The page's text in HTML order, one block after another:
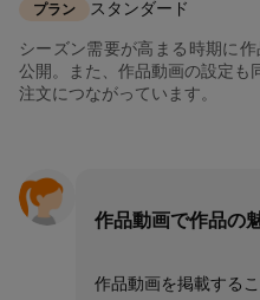
プラン スタンダード
シーズン需要が高まる時期に
公開。また、作品動画の設定も
注文につながっています。
作品動画で作品の
作品動画を掲載する